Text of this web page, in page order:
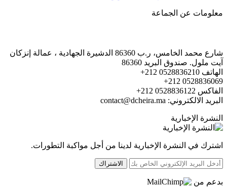
معلومات عن الجماعة
شارع محمد الخامس، ر.ب 86360 الدشيرة الجهادية ، عمالة إنزكان
آيت ملول. صندوق البريد 86360
الهاتف 0528836210 212+
0528836069 212+
الفاكس 0528836122 212+
البريد الالكتروني: contact@dcheira.ma
النشرة الإخبارية
اشترك في النشرة الإخبارية لدينا من أجل مواكبة التطورات.
الاشتراك
بدعم من